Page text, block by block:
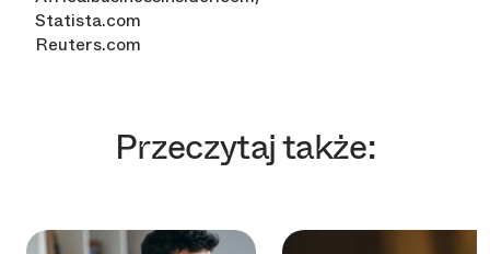
Statista.com
Reuters.com
Przeczytaj także: